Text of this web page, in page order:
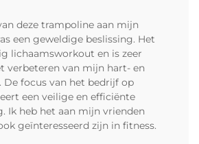
deze trampoline aan mijn
een geweldige beslissing. Het
lichaamsworkout en is zeer
verbeteren van mijn hart- en
De focus van het bedrijf op
een veilige en efficiënte
Ik heb het aan mijn vrienden
geïnteresseerd zijn in fitness.